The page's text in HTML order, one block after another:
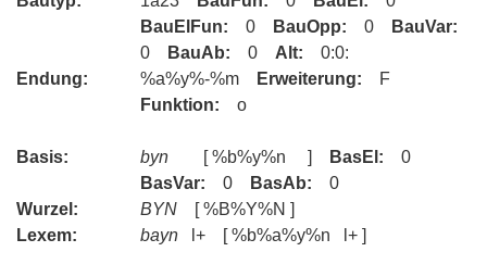
BauElFun:
0 BauOpp: 0
BauVar:
0
BauAb: 0 Alt:
0:0:
Endung:
%a%y%-%m Erweiterung:
F
Funktion:
o
Basis: byn [ %b%y%n ] BasEl:
0
BasVar:
0 BasAb:
0
Wurzel:
BYN [ %B%Y%N ]
Lexem:
bayn l+ [ %b%a%y%n l+ ]